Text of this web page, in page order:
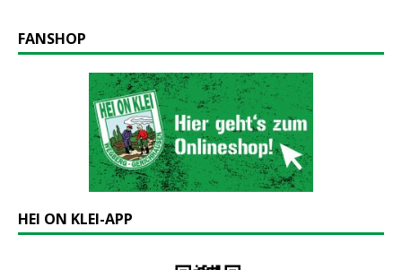
FANSHOP
HEI ON KLEI-APP